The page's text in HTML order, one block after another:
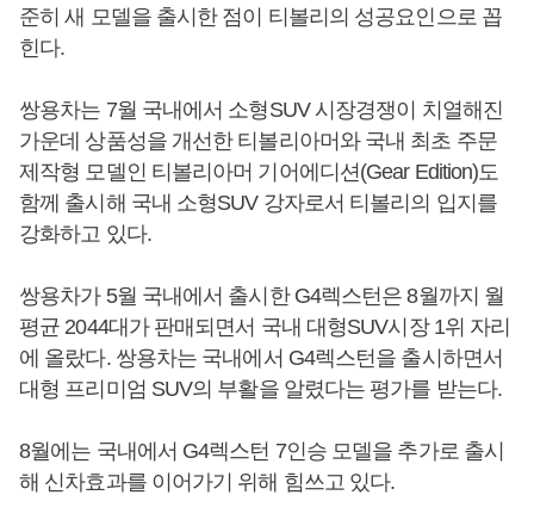
준히 새 모델을 출시한 점이 티볼리의 성공요인으로 꼽
힌다.
쌍용차는 7월 국내에서 소형SUV 시장경쟁이 치열해진
가운데 상품성을 개선한 티볼리아머와 국내 최초 주문
제작형 모델인 티볼리아머 기어에디션(Gear Edition)도
함께 출시해 국내 소형SUV 강자로서 티볼리의 입지를
강화하고 있다.
쌍용차가 5월 국내에서 출시한 G4렉스턴은 8월까지 월
평균 2044대가 판매되면서 국내 대형SUV시장 1위 자리
에 올랐다. 쌍용차는 국내에서 G4렉스턴을 출시하면서
대형 프리미엄 SUV의 부활을 알렸다는 평가를 받는다.
8월에는 국내에서 G4렉스턴 7인승 모델을 추가로 출시
해 신차효과를 이어가기 위해 힘쓰고 있다.